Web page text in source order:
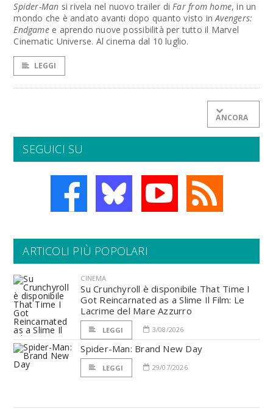
Spider-Man si rivela nel nuovo trailer diFar from home, in un
mondo che è andato avanti dopo quanto visto inAvengers:
Endgamee aprendo nuove possibilità per tutto il Marvel
Cinematic Universe. Al cinema dal 10 luglio.
LEGGI
ANCORA
SEGUICI SU
ARTICOLI PIÙ POPOLARI
CINEMA
Su Crunchyroll è disponibile That Time I
Got Reincarnated as a Slime Il Film: Le
Lacrime del Mare Azzurro
LEGGI 3/08/2026
Spider-Man: Brand New Day
LEGGI 29/07/2026